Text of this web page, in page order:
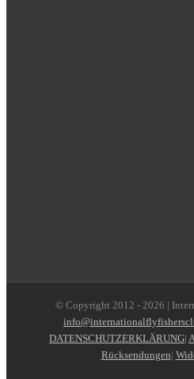
© Copyright 2012 - 2026 |
DATENSCHUTZERKLÄRUNG|
Rücksendungen|